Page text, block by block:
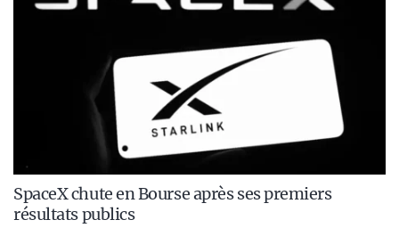
SpaceX chute en Bourse après ses premiers
résultats publics